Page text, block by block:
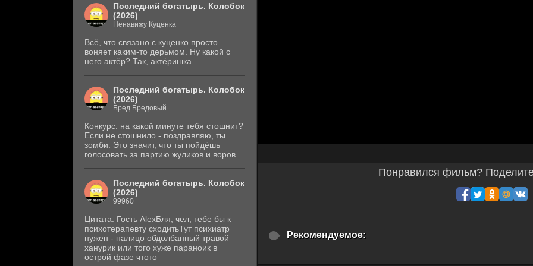
Понравился фильм?
Рекомендуемое:
Последний богатырь. Колобок
(2026)
Ненавижу Куценка
Всё, что связано с куценко просто
воняет каким-то дерьмом. Ну какой с
него актёр? Так, актёришка.
Последний богатырь. Колобок
(2026)
Бред Бредовый
Конкурс: на какой минуте тебя стошнит?
Если не стошнило - поздравляю, ты
зомби. Это значит, что ты пойдёшь
голосовать за партию жуликов и воров.
Последний богатырь. Колобок
(2026)
99960
Цитата: Гость AlexБля, чел, тебе бы к
психотерапевту сходитьТут психиатр
нужен - налицо обдолбанный травой
ханурик или того хуже параноик в
острой фазе чтото